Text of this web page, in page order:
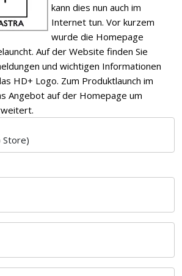
kann dies nun auch im
Internet tun. Vor kurzem
wurde die Homepage
Auf der Website finden Sie
und wichtigen Informationen
HD+ Logo. Zum Produktlaunch im
Angebot auf der Homepage um